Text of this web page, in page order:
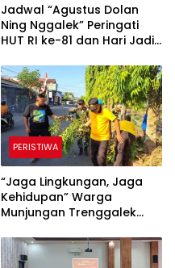
Jadwal “Agustus Dolan
Ning Nggalek” Peringati
HUT RI ke-81 dan Hari Jadi
PERISTIWA
“​Jaga Lingkungan, Jaga
Kehidupan” Warga
Munjungan Trenggalek
Lewat Bersih Sungai dan
Donor Darah